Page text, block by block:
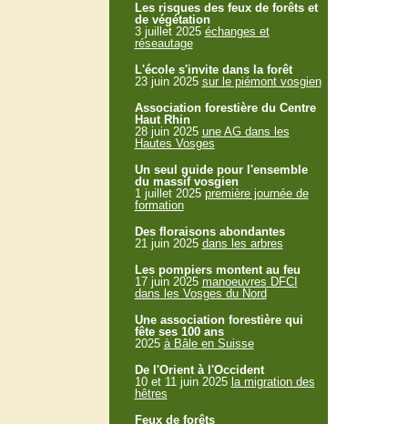
Les risques des feux de forêts et
de végétation
3 juillet 2025 échanges et
réseautage
L'école s'invite dans la forêt
23 juin 2025 sur le piémont vosgien
Association forestière du Centre
Haut Rhin
28 juin 2025 une AG dans les
Hautes Vosges
Un seul guide pour l'ensemble
du massif vosgien
1 juillet 2025 première journée de
formation
Des floraisons abondantes
21 juin 2025 dans les arbres
Les pompiers montent au feu
17 juin 2025 manoeuvres DFCI
dans les Vosges du Nord
Une association forestière qui
fête ses 100 ans
2025 à Bâle en Suisse
De l'Orient à l'Occident
10 et 11 juin 2025 la migration des
hêtres
Feux de forêts